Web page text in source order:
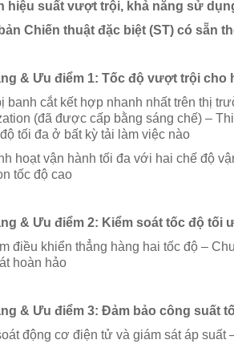
hiệu suất vượt trội, khả năng sử
Chiến thuật đặc biệt (ST) có sẵn
& Ưu điểm 1: Tốc độ vượt trội cho
banh cắt kết hợp nhanh nhất trên thị
(đã được cấp bằng sáng chế) –
tối đa ở bất kỳ tải làm việc nào
hoạt vận hành tối đa với hai chế độ
tốc độ cao
& Ưu điểm 2: Kiểm soát tốc độ tối
điều khiển thẳng hàng hai tốc độ –
hoàn hảo
& Ưu điểm 3: Đảm bảo công suất
động cơ điện tử và giám sát áp suất